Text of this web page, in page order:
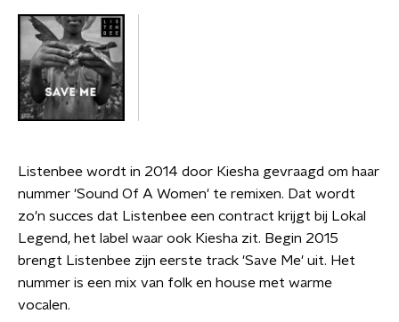
Listenbee wordt in 2014 door Kiesha gevraagd om haar
nummer 'Sound Of A Women' te remixen. Dat wordt
zo'n succes dat Listenbee een contract krijgt bij Lokal
Legend, het label waar ook Kiesha zit. Begin 2015
brengt Listenbee zijn eerste track 'Save Me' uit. Het
nummer is een mix van folk en house met warme
vocalen.